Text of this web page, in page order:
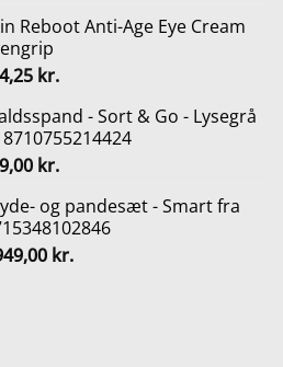
kr..
pris
199,95 kr..
Reboot Anti-Age Eye Cream
kr..
kr.Den
pris
er:
254,25 kr..
- Sort & Go - Lysegrå
kr..
kr.Den
pris
er:
449,00 kr..
og pandesæt - Smart fra
kr.Den